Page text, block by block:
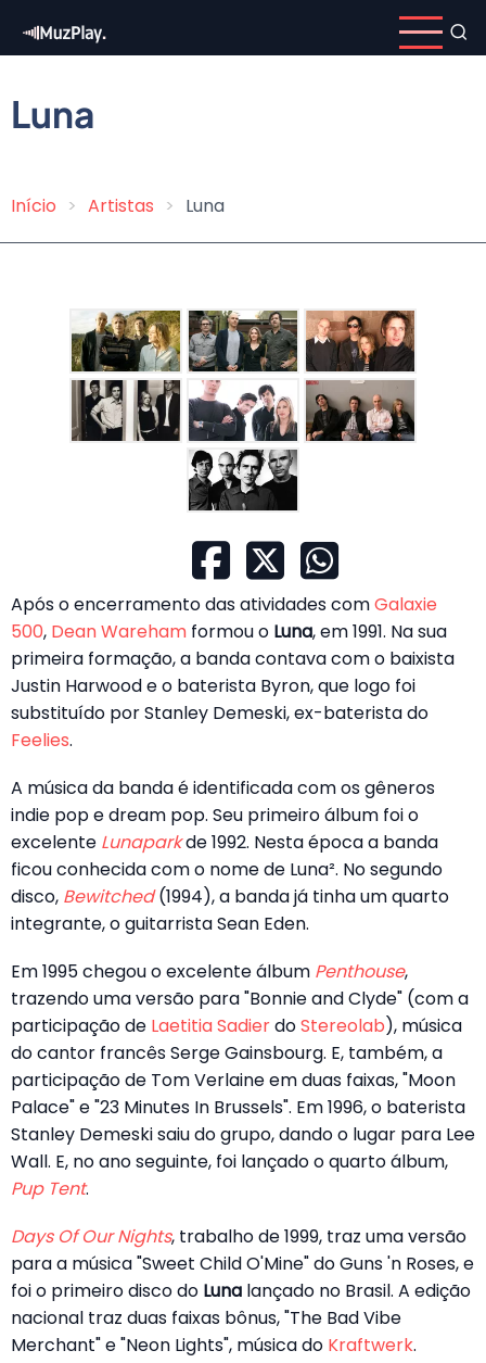
para
conteúdo
principal
Luna
Trilha
navegação
Início Artistas Luna
Após o encerramento das atividades comGalaxie
500, Dean Wareham formou o Luna, em 1991. Na sua
primeira formação, a banda contava com o baixista
Justin Harwood e o baterista Byron, que logo foi
substituído por Stanley Demeski, ex-baterista do
Feelies.
A música da banda é identificada com os gêneros
indie pop e dream pop. Seu primeiro álbum foi o
excelente Lunaparkde 1992. Nesta época a banda
ficou conhecida com o nome de Luna². No segundo
disco, Bewitched(1994), a banda já tinha um quarto
integrante, o guitarrista Sean Eden.
Em 1995 chegou o excelente álbum Penthouse,
trazendo uma versão para "Bonnie and Clyde" (com a
participação de Laetitia SadierdoStereolab), música
do cantor francês Serge Gainsbourg. E, também, a
participação de Tom Verlaine em duas faixas, "Moon
Palace" e "23 Minutes In Brussels". Em 1996, o baterista
Stanley Demeski saiu do grupo, dando o lugar para Lee
Wall. E, no ano seguinte, foi lançado o quarto álbum,
Pup Tent.
Days Of Our Nights, trabalho de 1999, traz uma versão
para a música "Sweet Child O'Mine" do Guns 'n Roses, e
foi o primeiro disco do Luna lançado no Brasil. A edição
nacional traz duas faixas bônus, "The Bad Vibe
Merchant" e "Neon Lights", música do Kraftwerk.